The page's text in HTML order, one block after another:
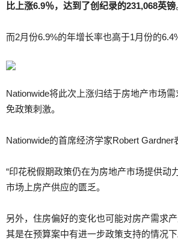
比上涨6.9％，达到了创纪录的231,068英镑
而2月份6.9%的年增长率也高于1月份的
Nationwide将此次上涨归结于房地产市场
免政策刺激。
Nationwide的首席经济学家Robert Gardner
“印花税假期政策仍在为房地产市场提供动
市场上房产供应的匮乏。
另外，住房偏好的变化也可能对房产需求
其是在预算案中有进一步政策支持的情况下